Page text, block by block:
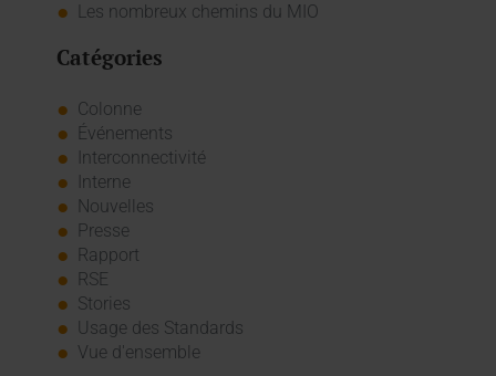
Les nombreux chemins du MIO
Catégories
Colonne
Événements
Interconnectivité
Interne
Nouvelles
Presse
Rapport
RSE
Stories
Usage des Standards
Vue d'ensemble